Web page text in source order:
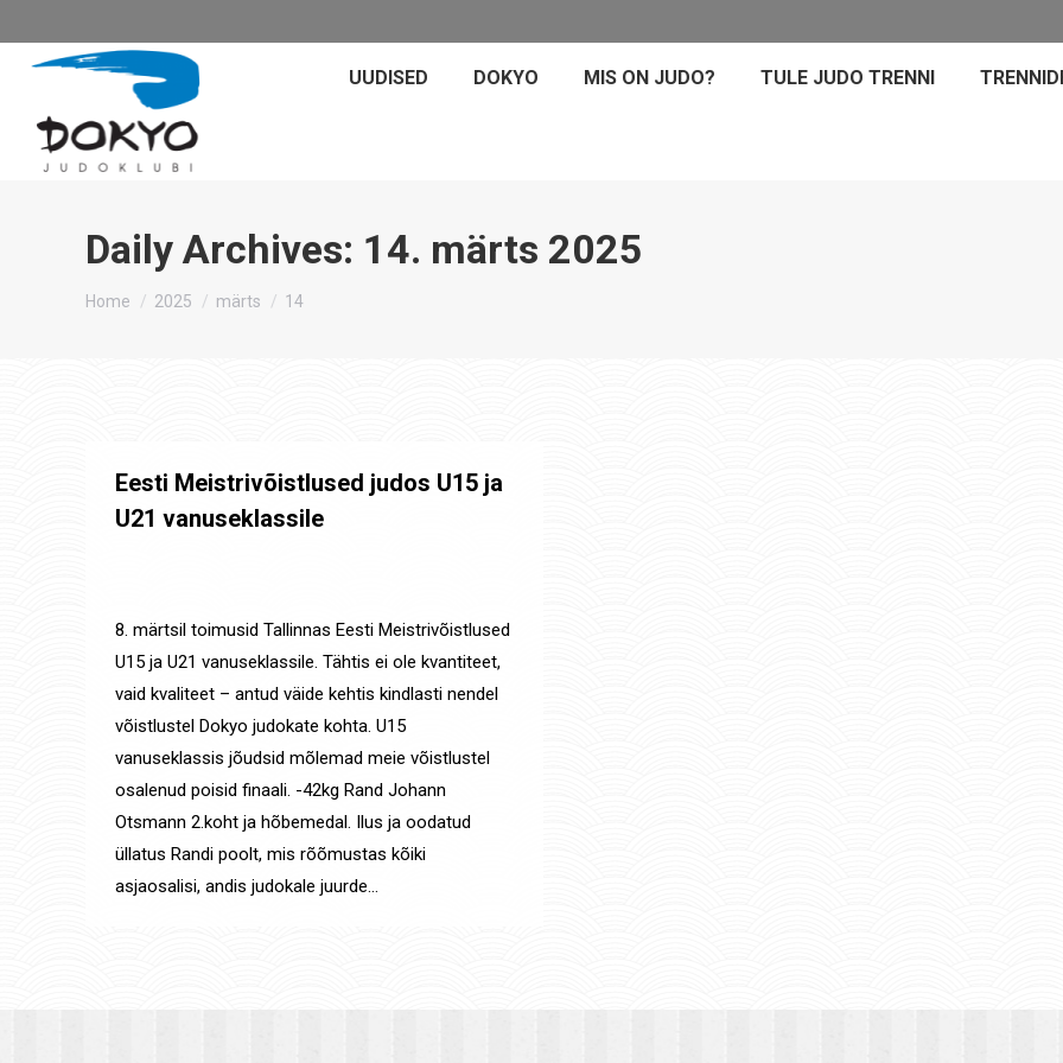
UUDISED DOKYO MIS ON JUDO? TULE JUDO TRENNI
Daily Archives: 14. märts 2025
You are here:
Home 2025 märts 14
Eesti Meistrivõistlused judos U15 ja
U21 vanuseklassile
8. märtsil toimusid Tallinnas Eesti Meistrivõistlused
U15 ja U21 vanuseklassile. Tähtis ei ole kvantiteet,
vaid kvaliteet – antud väide kehtis kindlasti nendel
võistlustel Dokyo judokate kohta. U15
vanuseklassis jõudsid mõlemad meie võistlustel
osalenud poisid finaali. -42kg Rand Johann
Otsmann 2.koht ja hõbemedal. Ilus ja oodatud
üllatus Randi poolt, mis rõõmustas kõiki
asjaosalisi, andis judokale juurde…